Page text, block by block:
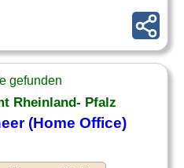
gefunden
Rheinland- Pfalz
(Home Office)